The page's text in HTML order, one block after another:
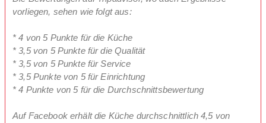
vorliegen, sehen wie folgt aus:
* 4 von 5 Punkte für die Küche
* 3,5 von 5 Punkte für die Qualität
* 3,5 von 5 Punkte für Service
* 3,5 Punkte von 5 für Einrichtung
* 4 Punkte von 5 für die Durchschnittsbewertung
Auf Facebook erhält die Küche durchschnittlich 4,5 von